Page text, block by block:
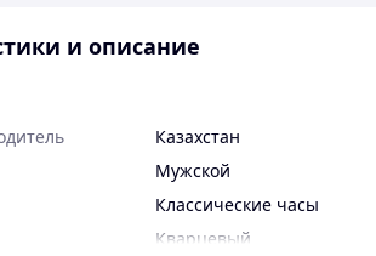
и описание
Казахстан
Мужской
Классические часы
Кварцевый